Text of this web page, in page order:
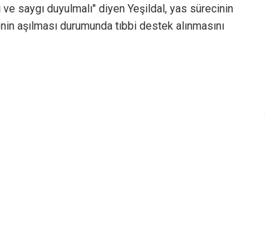
saygı duyulmalı" diyen Yeşildal, yas sürecinin
aşılması durumunda tıbbi destek alınmasını